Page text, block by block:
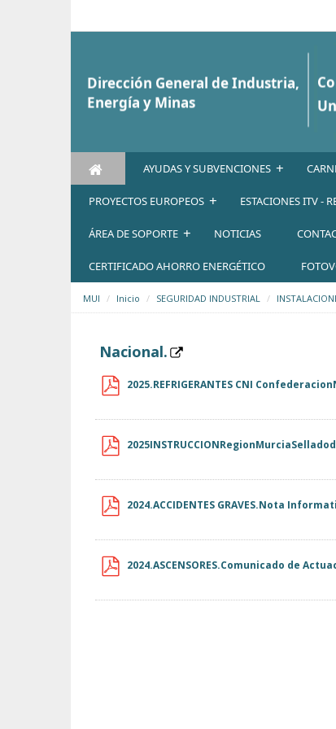
AYUDAS Y SUBVENCIONES +
PROYECTOS EUROPEOS + ESTACIONES ITV -
ÁREA DE SOPORTE + NOTICIAS
CERTIFICADO AHORRO ENERGÉTICO
MUI Inicio SEGURIDAD INDUSTRIAL
Nacional.
2025.REFRIGERANTES CNI
2024.ACCIDENTES GRAVES.Nota
2024.ASCENSORES.Comunicado de